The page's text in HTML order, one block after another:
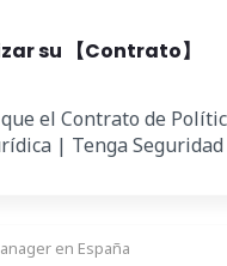
su 【Contrato】
el Contrato de
| Tenga Seguridad
en España